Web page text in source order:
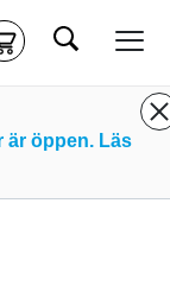
Kassa
onlinekurser.
Sök
är öppen. Läs